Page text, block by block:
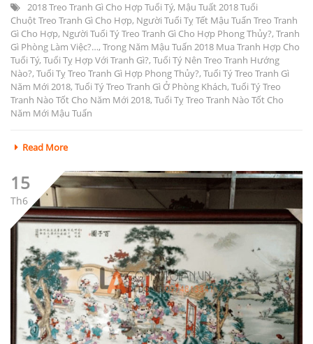
2018 Treo Tranh Gì Cho Hợp Tuổi Tý, Mậu Tuất 2018 Tuổi
Chuột Treo Tranh Gì Cho Hợp, Người Tuổi Tỵ Tết Mậu Tuấn Treo Tranh
Gì Cho Hợp, Người Tuổi Tý Treo Tranh Gì Cho Hợp Phong Thủy?, Tranh
Gì Phòng Làm Việc?…, Trong Năm Mậu Tuấn 2018 Mua Tranh Hợp Cho
Tuổi Tý, Tuổi Tỵ Hợp Với Tranh Gì?, Tuổi Tý Nên Treo Tranh Hướng
Nào?, Tuổi Tỵ Treo Tranh Gì Hợp Phong Thủy?, Tuổi Tý Treo Tranh Gì
Năm Mới 2018, Tuổi Tý Treo Tranh Gì Ở Phòng Khách, Tuổi Tý Treo
Tranh Nào Tốt Cho Năm Mới 2018, Tuổi Tỵ Treo Tranh Nào Tốt Cho
Năm Mới Mậu Tuấn
Read More
15
Th6